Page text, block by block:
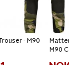
- M90
M90